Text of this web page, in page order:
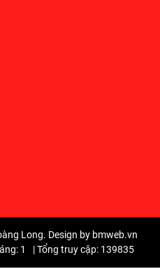
Long. Design by bmweb.vn
1 |Tổng truy cập: 139835